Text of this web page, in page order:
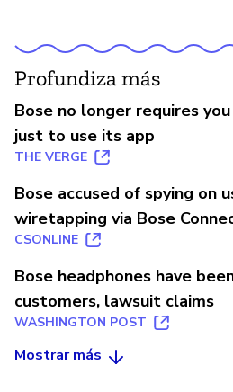
Profundiza más
Bose no longer requires
just to use its app
THE VERGE
Bose accused of spying on
wiretapping via Bose
CSONLINE
Bose headphones have
customers, lawsuit claims
WASHINGTON POST
Mostrar más